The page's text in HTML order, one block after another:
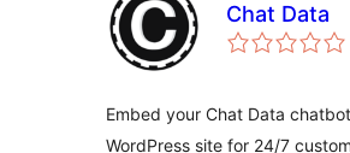
Chat Data
Embed your Chat Data
WordPress site for 24/7